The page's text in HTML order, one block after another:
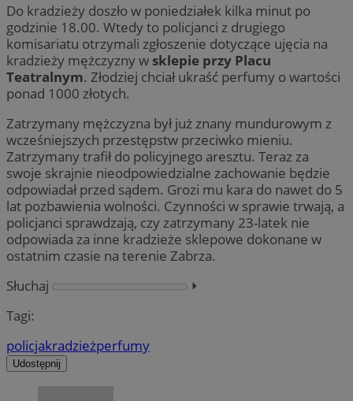
Do kradzieży doszło w poniedziałek kilka minut po
godzinie 18.00. Wtedy to policjanci z drugiego
komisariatu otrzymali zgłoszenie dotyczące ujęcia na
kradzieży mężczyzny w sklepie przy Placu
Teatralnym. Złodziej chciał ukraść perfumy o wartości
ponad 1000 złotych.
Zatrzymany mężczyzna był już znany mundurowym z
wcześniejszych przestępstw przeciwko mieniu.
Zatrzymany trafił do policyjnego aresztu. Teraz za
swoje skrajnie nieodpowiedzialne zachowanie będzie
odpowiadał przed sądem. Grozi mu kara do nawet do 5
lat pozbawienia wolności. Czynności w sprawie trwają, a
policjanci sprawdzają, czy zatrzymany 23-latek nie
odpowiada za inne kradzieże sklepowe dokonane w
ostatnim czasie na terenie Zabrza.
Słuchaj
⏵︎
Tagi:
policjakradzieżperfumy
Udostępnij